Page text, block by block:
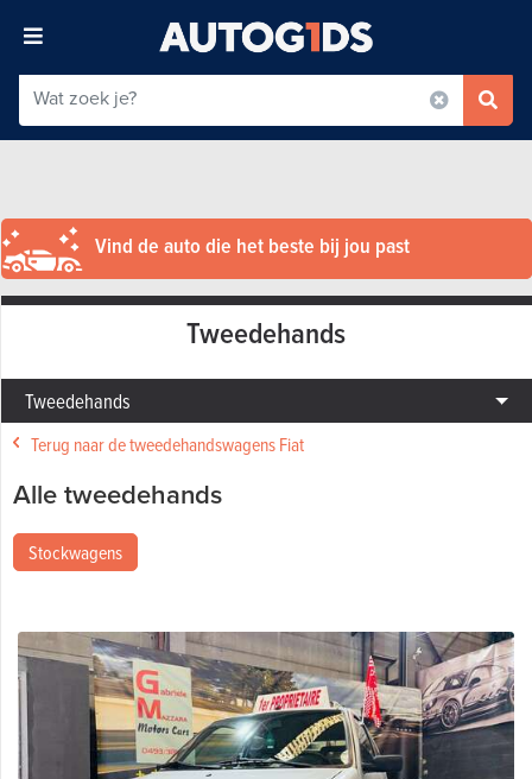
Vind de auto die het beste bij jou past
Tweedehands
Tweedehands
Terug naar de tweedehandswagens Fiat
Alle tweedehands
Stockwagens